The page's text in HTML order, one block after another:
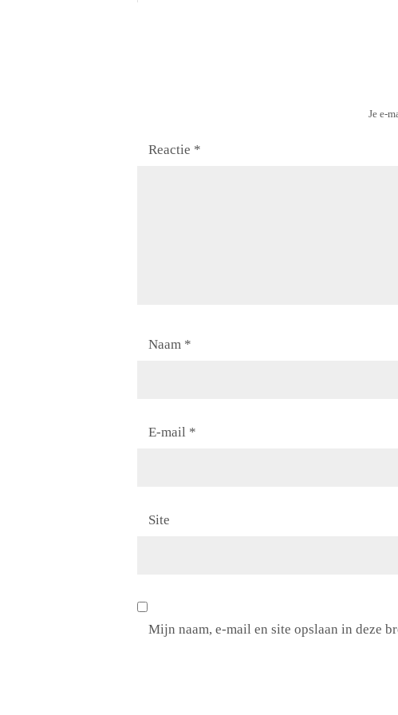
Je e-
Reactie *
Naam *
E-mail *
Site
Mijn naam, e-mail en site opslaan in deze